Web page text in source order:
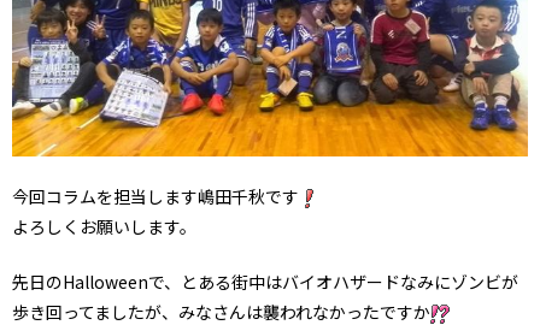
今回コラムを担当します嶋田千秋です
よろしくお願いします。
先日のHalloweenで、とある街中はバイオハザードなみにゾンビが
歩き回ってましたが、みなさんは襲われなかったですか